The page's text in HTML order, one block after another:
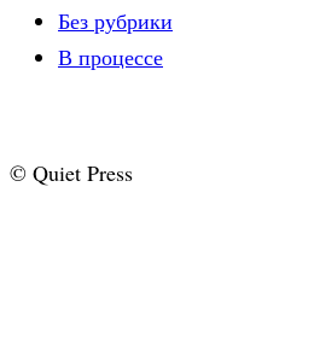
Без рубрики
В процессе
© Quiet Press